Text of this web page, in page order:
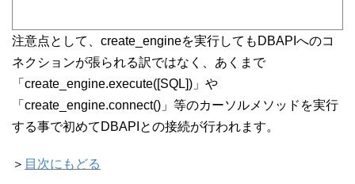
注意点として、create_engineを実行してもDBAPIへのコ
ネクションが張られる訳ではなく、あくまで
「create_engine.execute([SQL])」や
「create_engine.connect()」等のカーソルメソッドを実行
する事で初めてDBAPIとの接続が行われます。
＞ 目次にもどる